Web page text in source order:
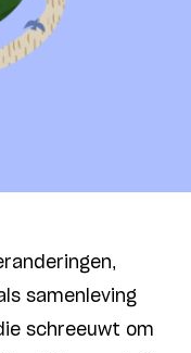
samenleving
schreeuwt om